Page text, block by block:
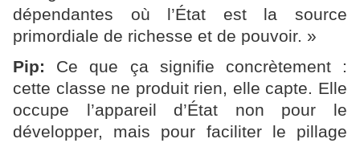
dépendantes où l’État est la source
primordiale de richesse et de pouvoir. »
Pip: Ce que ça signifie concrètement :
cette classe ne produit rien, elle capte. Elle
occupe l’appareil d’État non pour le
développer, mais pour faciliter le pillage